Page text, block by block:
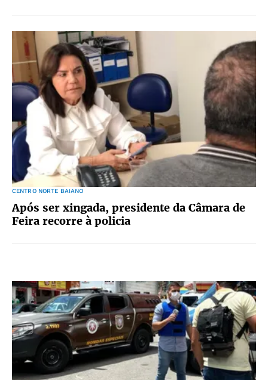
CENTRO NORTE BAIANO
Após ser xingada, presidente da Câmara de
Feira recorre à policia